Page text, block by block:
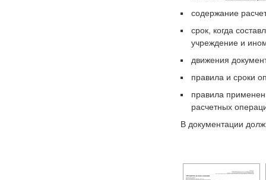
содержание
срок, когда
учреждение и
движения
правила и сроки
правила
расчетных
В документации